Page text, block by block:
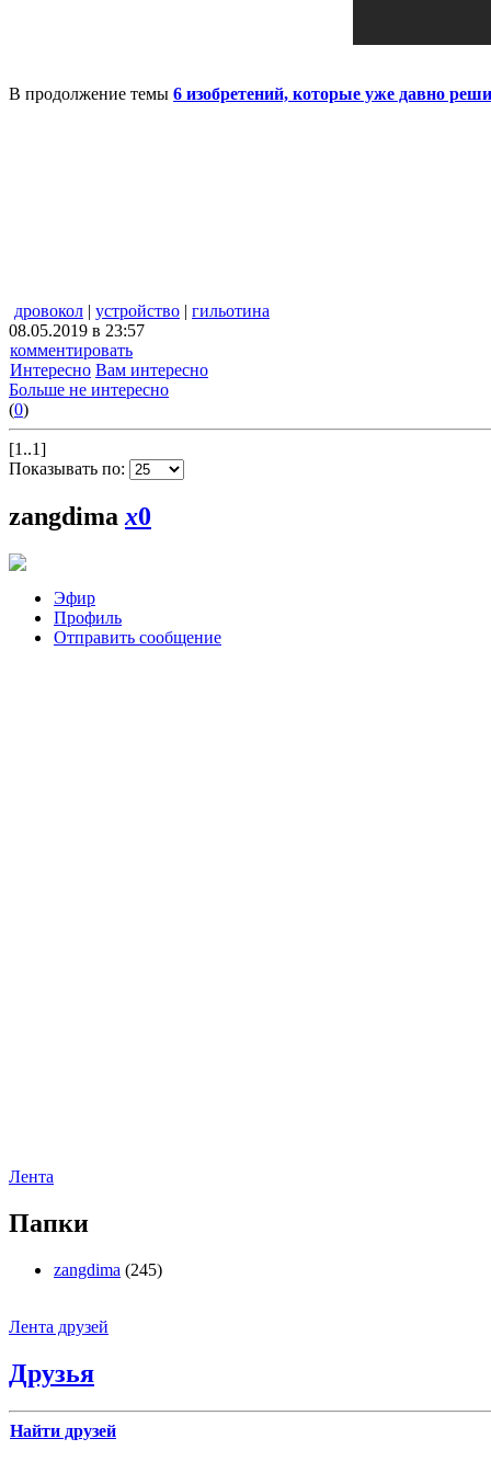
В продолжение темы 6 изобретений, которые уже давно
дровокол | устройство | гильотина
08.05.2019 в 23:57
комментировать
Интересно Вам интересно
Больше не интересно
(0)
[1..1]
Показывать по:
zangdima x0
Эфир
Профиль
Отправить сообщение
Лента
Папки
zangdima (245)
Лента друзей
Друзья
Найти друзей